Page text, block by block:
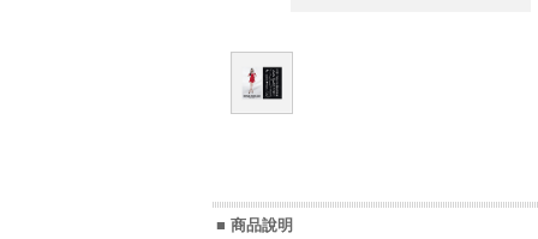
■ 商品說明